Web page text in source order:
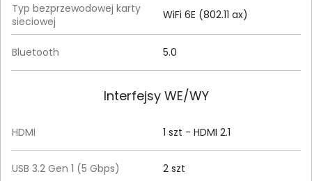
Typ bezprzewodowej karty
sieciowej
WiFi 6E (802.11 ax)
Bluetooth 5.0
Interfejsy WE/WY
HDMI 1 szt - HDMI 2.1
USB 3.2 Gen 1 (5 Gbps) 2 szt